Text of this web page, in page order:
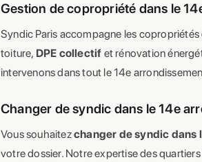
Gestion de copropriété dans le
Syndic Paris accompagne les copropriétés
toiture, DPE collectif et rénovation
intervenons dans tout le 14e
Changer de syndic dans le 14e
Vous souhaitezchanger de syndic dans
votre dossier. Notre expertise des